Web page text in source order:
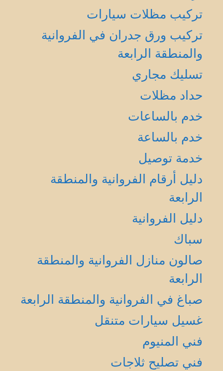
تركيب مظلات سيارات
تركيب ورق جدران في الفروانية
والمنطقة الرابعة
تسليك مجاري
حداد مظلات
خدم بالساعات
خدم بالساعة
خدمة توصيل
دليل أرقام الفروانية والمنطقة
الرابعة
دليل الفروانية
سباك
صالون منازل الفروانية والمنطقة
الرابعة
صباغ في الفروانية والمنطقة الرابعة
غسيل سيارات متنقل
فني المنيوم
فني تصليح ثلاجات